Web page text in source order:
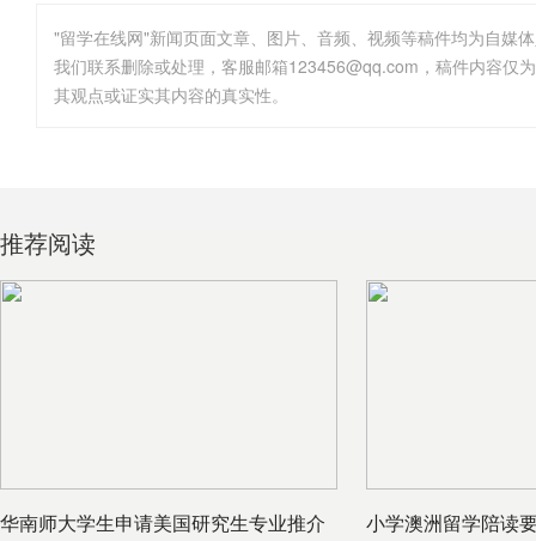
"留学在线网"新闻页面文章、图片、音频、视频等稿件均为自媒
其观点或证实其内容的真实性。
推荐阅读
华南师大学生申请美国研究生专业推介 小学澳洲留学陪读